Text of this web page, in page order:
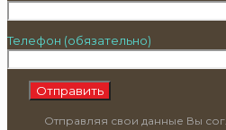
Телефон (обязательно)
Отправляя свои данные Вы